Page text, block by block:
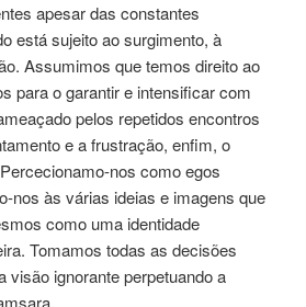
apesar das constantes
está sujeito ao surgimento, à
Assumimos que temos direito ao
para o garantir e intensificar com
pelos repetidos encontros
e a frustração, enfim, o
nos como egos
nos às várias ideias e imagens que
como uma identidade
Tomamos todas as decisões
visão ignorante perpetuando a